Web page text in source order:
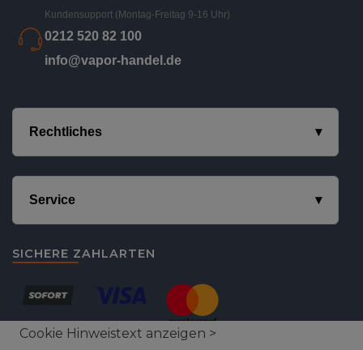
Kundensupport (Montag-Freitag 9-16 Uhr)
0212 520 82 100
info@vapor-handel.de
Rechtliches
Service
SICHERE ZAHLARTEN
Cookie Hinweistext anzeigen >